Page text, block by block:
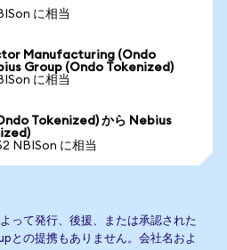
に相当
Manufacturing (Ondo
Group (Ondo Tokenized)
に相当
Tokenized) から Nebius
NBISon に相当
って発行、後援、または承認された
との提携もありません。会社名およ